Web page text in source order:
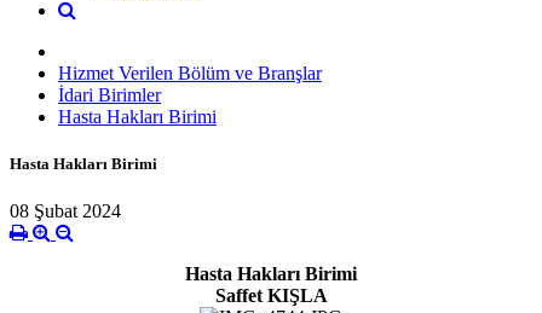
Hizmet Verilen Bölüm ve Branşlar
İdari Birimler
Hasta Hakları Birimi
Hasta Hakları Birimi
08 Şubat 2024
Hasta Hakları Birimi
Saffet KIŞLA